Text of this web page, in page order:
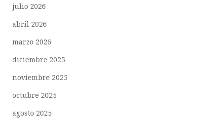
julio 2026
abril 2026
marzo 2026
diciembre 2025
noviembre 2025
octubre 2025
agosto 2025